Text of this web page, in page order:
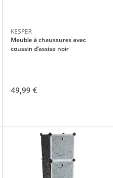
KESPER
Meuble à chaussures avec
coussin d’assise noir
49,99 €